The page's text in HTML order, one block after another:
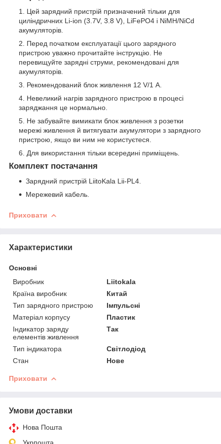
Цей зарядний пристрій призначений тільки для
циліндричних Li-ion (3.7V, 3.8 V), LiFePO4 і NiMH/NiCd
акумуляторів.
Перед початком експлуатації цього зарядного
пристрою уважно прочитайте інструкцію. Не
перевищуйте зарядні струми, рекомендовані для
акумуляторів.
Рекомендований блок живлення 12 V/1 А.
Невеликий нагрів зарядного пристрою в процесі
заряджання це нормально.
Не забувайте вимикати блок живлення з розетки
мережі живлення й витягувати акумулятори з зарядного
пристрою, якщо ви ним не користуєтеся.
Для використання тільки всередині приміщень.
Комплект постачання
Зарядний пристрій LiitoKala Lii-PL4
Мережевий кабель.
Приховати
Характеристики
Основні
Виробник
Liitokala
Країна виробник
Китай
Тип зарядного пристрою
Імпульсні
Матеріал корпусу
Пластик
Індикатор заряду
елементів живлення
Так
Тип індикатора
Світлодіод
Стан
Нове
Приховати
Умови доставки
Нова Пошта
Укрпошта